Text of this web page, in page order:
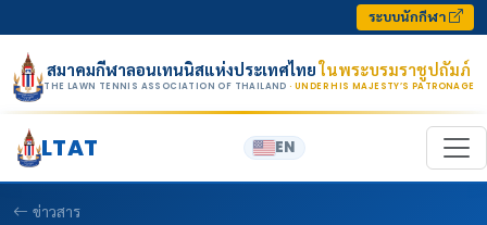
ระบบนักกีฬา
สมาคมกีฬาลอนเทนนิสแห่งประเทศไทยในพระบรมราชูปถัมภ์
THE LAWN TENNIS ASSOCIATION OF THAILAND · UNDER HIS MAJESTY’S PATRONAGE
LTAT EN
ข่าวสาร